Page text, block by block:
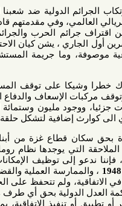
الدولية ضد شعبنا
وفي مقدمتهم قادة الولايات
الحرب والجرائم ضد
يشن كيان الاحتلال؛ بتواطؤ
جريمة المستشفى
على توقف المستشفيات عن
الإسعاف والدفاع المدني عن
مليون وستمائة الف مشرد
لتشكل حلقة متقدمة من
قطاع غزة من أبناء الشعب
يوجدها نظام روما المنشيء
توظيف الإمكانات القانونية
العملية والقضائية
بحق أي طرف من الدول
الاتفاقية، بما في ذلك